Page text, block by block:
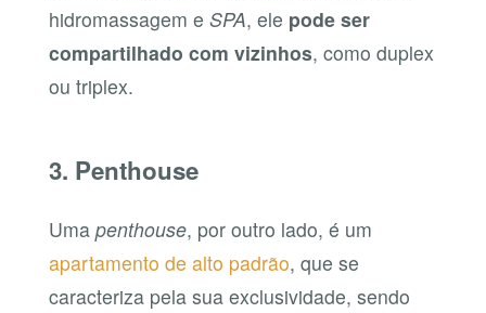
hidromassagem e SPA, ele pode ser
compartilhado com vizinhos, como duplex
ou triplex.
3. Penthouse
Uma penthouse, por outro lado, é um
apartamento de alto padrão, que se
caracteriza pela sua exclusividade, sendo